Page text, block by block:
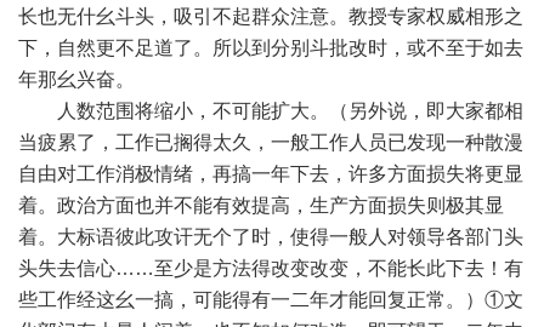
长也无什幺斗头，吸引不起群众注意。教授专家权威相形之
下，自然更不足道了。所以到分别斗批改时，或不至于如去
年那幺兴奋。
人数范围将缩小，不可能扩大。（另外说，即大家都相
当疲累了，工作已搁得太久，一般工作人员已发现一种散漫
自由对工作消极情绪，再搞一年下去，许多方面损失将更显
着。政治方面也并不能有效提高，生产方面损失则极其显
着。大标语彼此攻讦无个了时，使得一般人对领导各部门头
头失去信心……至少是方法得改变改变，不能长此下去！有
些工作经这幺一搞，可能得有一二年才能回复正常。）①文